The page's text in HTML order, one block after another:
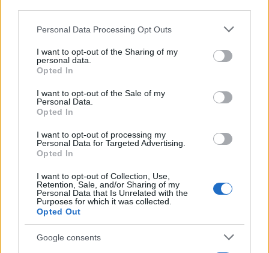
Please note that this website/app uses one or more Google
not limited to your visit or usage behaviour. You may click to
grant or deny consent to Google and its third-party tags to
use your data for below specified purposes in below Google
consent section.
Personal Data Processing Opt Outs
I want to opt-out of the Sharing of my
personal data.
Opted In
I want to opt-out of the Sale of my
Personal Data.
Opted In
I want to opt-out of processing my
Personal Data for Targeted Advertising.
Opted In
I want to opt-out of Collection, Use,
Retention, Sale, and/or Sharing of my
Personal Data that Is Unrelated with the
Purposes for which it was collected.
Opted Out
Google consents
Kultúra
Túlfogyasztás napja - július 30-ra
felhasználta az emberiség a Föld egész
Brandnyúl mini disco